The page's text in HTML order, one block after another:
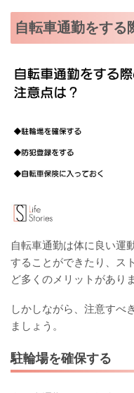
自転車通勤をする
自転車通勤は体に良い運
することができたり、ス
ど多くのメリットがあり
しかしながら、注意すべ
ましょう。
駐輪場を確保する